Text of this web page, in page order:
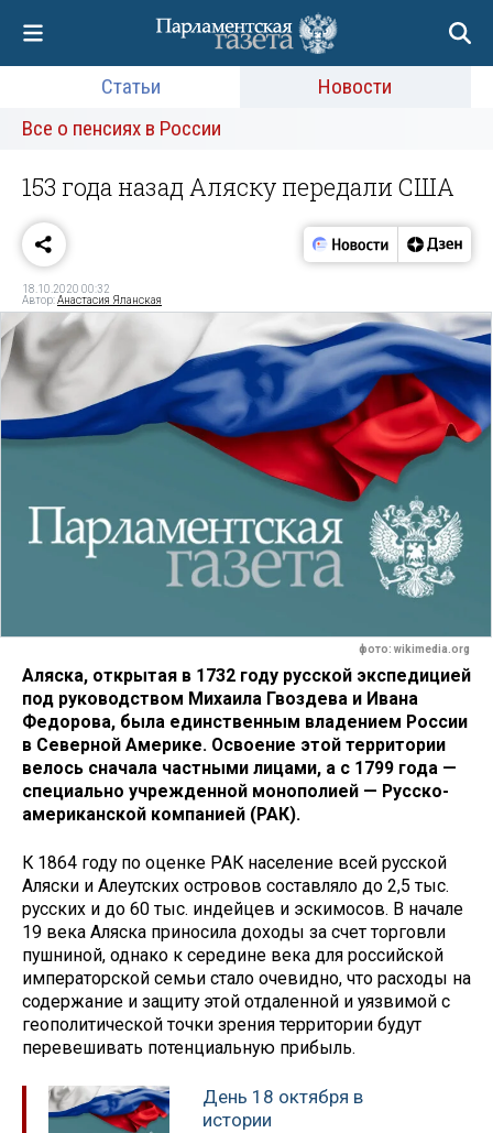
Статьи
Новости
Все о пенсиях в России
153 года назад Аляску передали США
18.10.2020 00:32
Автор:Анастасия Яланская
фото: wikimedia.org
Аляска, открытая в 1732 году русской экспедицией
под руководством Михаила Гвоздева и Ивана
Федорова, была единственным владением России
в Северной Америке. Освоение этой территории
велось сначала частными лицами, а с 1799 года —
специально учрежденной монополией — Русско-
американской компанией (РАК).
К 1864 году по оценке РАК население всей русской
Аляски и Алеутских островов составляло до 2,5 тыс.
русских и до 60 тыс. индейцев и эскимосов. В начале
19 века Аляска приносила доходы за счет торговли
пушниной, однако к середине века для российской
императорской семьи стало очевидно, что расходы на
содержание и защиту этой отдаленной и уязвимой с
геополитической точки зрения территории будут
перевешивать потенциальную прибыль.
День 18 октября в
истории